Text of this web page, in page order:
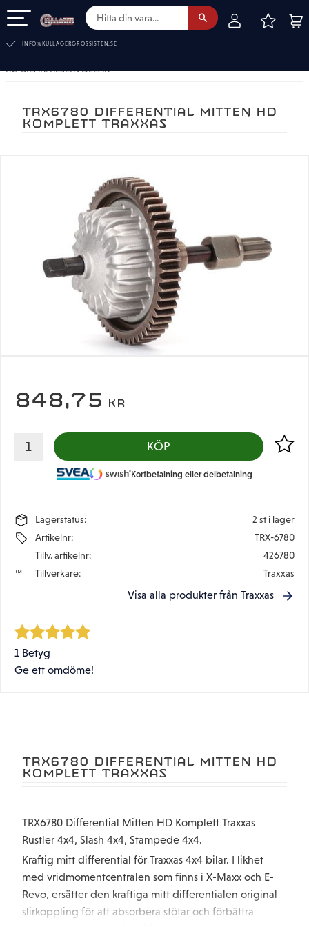
INFO@KULLAGERGROSSISTEN.SE
RC-BILAR. RESERVDELAR
TRX6780 DIFFERENTIAL MITTEN HD
KOMPLETT TRAXXAS
848,75 KR
KÖP Lägg
Kortbetalning eller delbetalning
Lagerstatus
2 st i lager
Artikelnr
TRX-6780
Tillv. artikelnr
426780
Tillverkare
Traxxas
Visa alla produkter från Traxxas
1 Betyg
Ge ett omdöme!
TRX6780 DIFFERENTIAL MITTEN HD
KOMPLETT TRAXXAS
TRX6780 Differential Mitten HD Komplett Traxxas
Rustler 4x4, Slash 4x4, Stampede 4x4.
Kraftig mitt differential för Traxxas 4x4 bilar. I likhet
med vridmomentcentralen som finns i X-Maxx och E-
Revo, ersätter den kraftiga mitt differentialen original
slirkoppling för att absorbera stötar och förbättra